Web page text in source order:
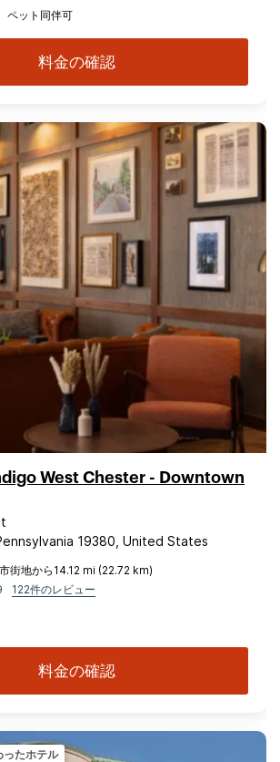
ペット同伴可
料金の確認
West Chester - Downtown
19380, United States
街地から14.12 mi (22.72 km)
122件のレビュー
料金の確認
ったホテル